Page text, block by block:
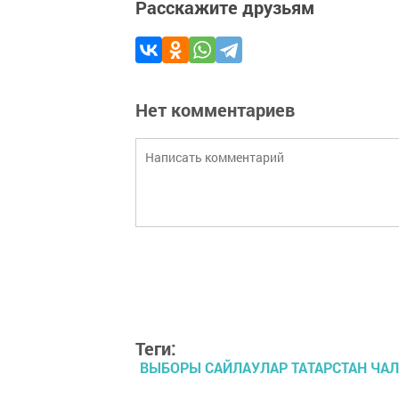
Расскажите друзьям
Нет комментариев
Теги:
ВЫБОРЫ САЙЛАУЛАР ТАТАРСТАН